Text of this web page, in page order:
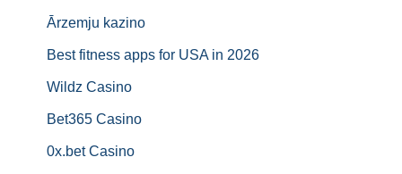
Ārzemju kazino
Best fitness apps for USA in 2026
Wildz Casino
Bet365 Casino
0x.bet Casino